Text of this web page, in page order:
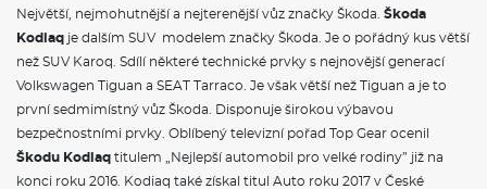
Adaptivní vedení v jízdním pruhu (Lane Assist+), asistent pro
jízdu v koloně a nouzový asistent
Prediktivní ochrana cestujících
Prediktivní tempomat
Asistovaná jízda 2.5+
Držák telefonu a tabletu
Odkládací přihrádka za středovou konzolou
Sluneční rolety zadních bočních oken
Největší, nejmohutnější a nejterenější vůz značky Škoda. Škoda
Kodiaq je dalším SUV modelem značky Škoda. Je o pořádný kus větší
než SUV Karoq. Sdílí některé technické prvky s nejnovější generací
Volkswagen Tiguan a SEAT Tarraco. Je však větší než Tiguan a je to
první sedmimístný vůz Škoda. Disponuje širokou výbavou
bezpečnostními prvky. Oblíbený televizní pořad Top Gear ocenil
Škodu Kodiaq titulem „Nejlepší automobil pro velké rodiny” již na
konci roku 2016. Kodiaq také získal titul Auto roku 2017 v České